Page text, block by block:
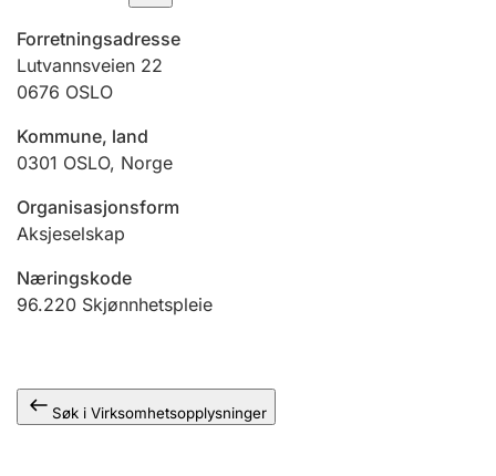
Tinglysing
Jeger
Ektepaktveileder
Offentlig sektor
Forretningsadresse
Lutvannsveien 22
0676 OSLO
Kommune, land
0301 OSLO, Norge
Organisasjonsform
Aksjeselskap
Næringskode
96.220 Skjønnhetspleie
Søk i Virksomhetsopplysninger